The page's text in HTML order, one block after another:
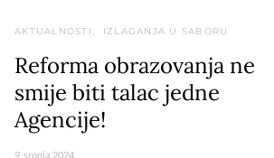
AKTUALNOSTI IZLAGANJA U SABORU
Reforma obrazovanja ne
smije biti talac jedne
Agencije!
9. srpnja 2024.